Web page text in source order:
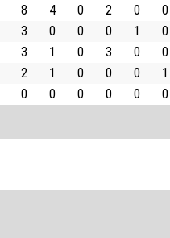
8 4 0 2 0
0
3 0 0 0 1
0
3 1 0 3 0
0
2 1 0 0 0
1
0 0 0 0 0 0